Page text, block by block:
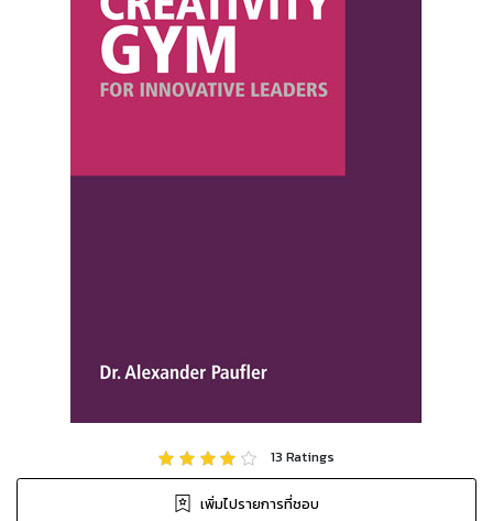
13 Ratings
เพิ่มไปรายการที่ชอบ